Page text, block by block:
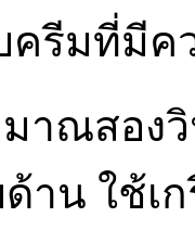
ครีมที่มีค
มาณสอง
าน ใช้เก